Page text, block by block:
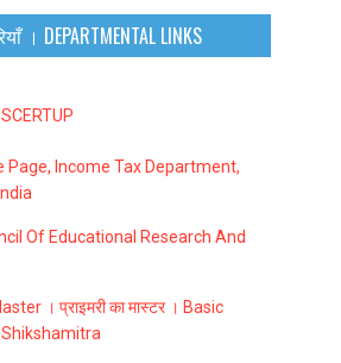
। DEPARTMENTAL LINKS
Page, Income Tax Department,
Of Educational Research And
। प्राइमरी का मास्टर । Basic